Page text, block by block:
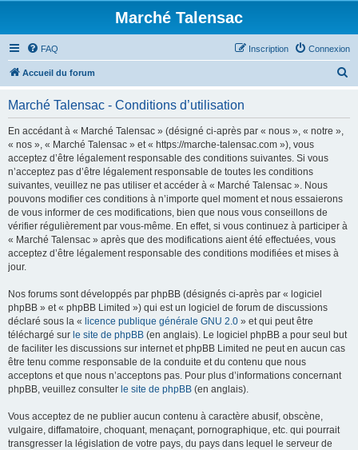
Marché Talensac
FAQ Connexion
Inscription
Accueil du forum
Marché Talensac - Conditions d’utilisation
En accédant à « Marché Talensac » (désigné ci-après par « nous », « notre »,
« nos », « Marché Talensac » et « https://marche-talensac.com »), vous
acceptez d’être légalement responsable des conditions suivantes. Si vous
n’acceptez pas d’être légalement responsable de toutes les conditions
suivantes, veuillez ne pas utiliser et accéder à « Marché Talensac ». Nous
pouvons modifier ces conditions à n’importe quel moment et nous essaierons
de vous informer de ces modifications, bien que nous vous conseillons de
vérifier régulièrement par vous-même. En effet, si vous continuez à participer à
« Marché Talensac » après que des modifications aient été effectuées, vous
acceptez d’être légalement responsable des conditions modifiées et mises à
jour.
Nos forums sont développés par phpBB (désignés ci-après par « logiciel
phpBB » et « phpBB Limited ») qui est un logiciel de forum de discussions
déclaré sous la « licence publique générale GNU 2.0 » et qui peut être
téléchargé sur le site de phpBB (en anglais). Le logiciel phpBB a pour seul but
de faciliter les discussions sur internet et phpBB Limited ne peut en aucun cas
être tenu comme responsable de la conduite et du contenu que nous
acceptons et que nous n’acceptons pas. Pour plus d’informations concernant
phpBB, veuillez consulter le site de phpBB (en anglais).
Vous acceptez de ne publier aucun contenu à caractère abusif, obscène,
vulgaire, diffamatoire, choquant, menaçant, pornographique, etc. qui pourrait
transgresser la législation de votre pays, du pays dans lequel le serveur de